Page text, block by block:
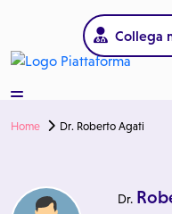
Collega
Home Dr. Roberto Agati
Dr.